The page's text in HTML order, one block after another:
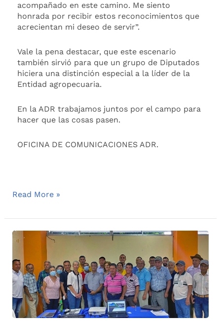
acompañado en este camino. Me siento
honrada por recibir estos reconocimientos que
acrecientan mi deseo de servir”.
Vale la pena destacar, que este escenario
también sirvió para que un grupo de Diputados
hiciera una distinción especial a la líder de la
Entidad agropecuaria.
En la ADR trabajamos juntos por el campo para
hacer que las cosas pasen.
OFICINA DE COMUNICACIONES ADR.
Read More »
La
capacitó
usuarios
de
los
distritos
de